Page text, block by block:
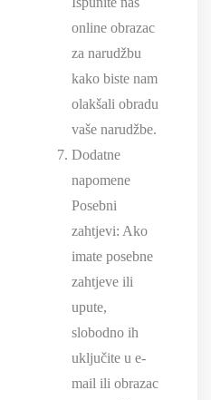
online obrazac
za narudžbu
kako biste nam
olakšali obradu
vaše narudžbe.
Dodatne
napomene
Posebni
zahtjevi: Ako
imate posebne
zahtjeve ili
upute,
slobodno ih
uključite u e-
mail ili obrazac